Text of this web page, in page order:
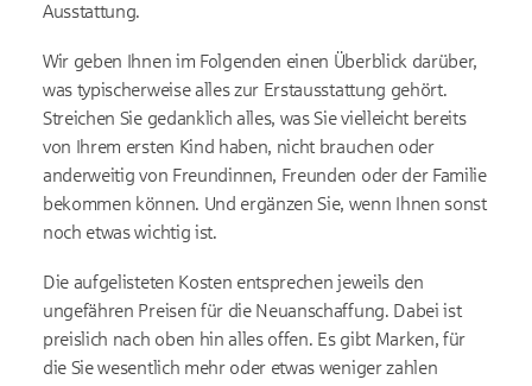
Ausstattung.
Wir geben Ihnen im Folgenden einen Überblick darüber,
was typischerweise alles zur Erstausstattung gehört.
Streichen Sie gedanklich alles, was Sie vielleicht bereits
von Ihrem ersten Kind haben, nicht brauchen oder
anderweitig von Freundinnen, Freunden oder der Familie
bekommen können. Und ergänzen Sie, wenn Ihnen sonst
noch etwas wichtig ist.
Die aufgelisteten Kosten entsprechen jeweils den
ungefähren Preisen für die Neuanschaffung. Dabei ist
preislich nach oben hin alles offen. Es gibt Marken, für
die Sie wesentlich mehr oder etwas weniger zahlen